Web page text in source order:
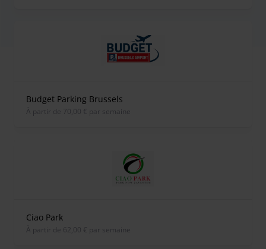
Budget Parking Brussels
À partir de 70,00 € par semaine
Ciao Park
À partir de 62,00 € par semaine